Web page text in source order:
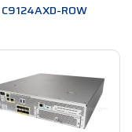
C9124AXD-ROW